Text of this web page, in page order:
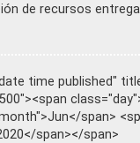
de recursos
time published"
span>
span></span>